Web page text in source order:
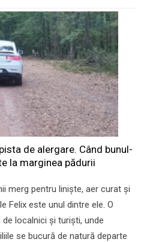
de alergare. Când bunul-
la marginea pădurii
merg pentru liniște, aer curat și
Felix este unul dintre ele. O
localnici și turiști, unde
se bucură de natură departe